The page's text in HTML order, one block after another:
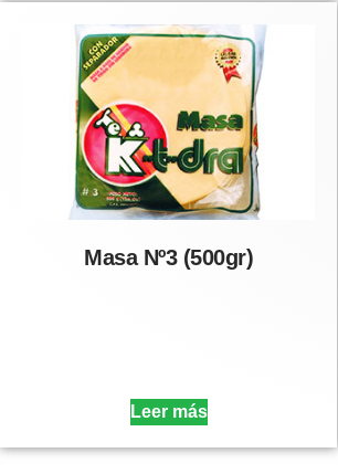
Masa Nº3 (500gr)
Leer más